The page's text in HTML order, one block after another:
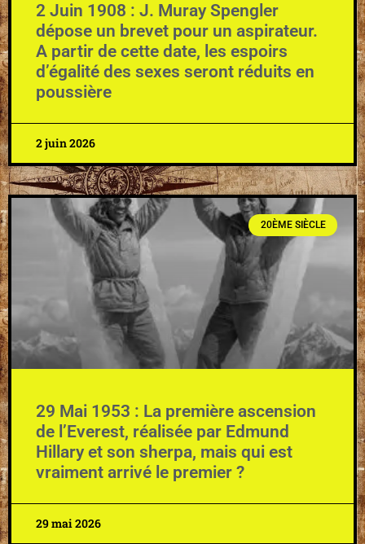
2 Juin 1908 : J. Muray Spengler
dépose un brevet pour un aspirateur.
A partir de cette date, les espoirs
d’égalité des sexes seront réduits en
poussière
2 juin 2026
20ÈME SIÈCLE
29 Mai 1953 : La première ascension
de l’Everest, réalisée par Edmund
Hillary et son sherpa, mais qui est
vraiment arrivé le premier ?
29 mai 2026